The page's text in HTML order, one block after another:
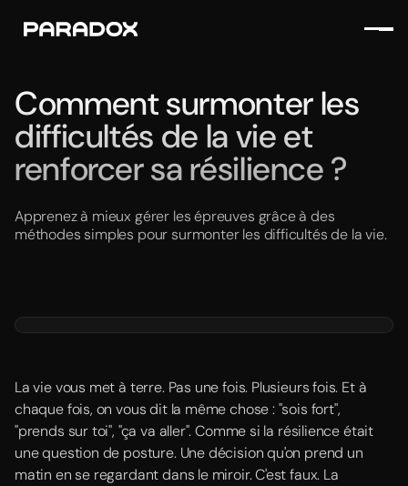
Comment surmonter les
difficultés de la vie et
renforcer sa résilience ?
Apprenez à mieux gérer les épreuves grâce à des
méthodes simples pour surmonter les difficultés de la vie.
La vie vous met à terre. Pas une fois. Plusieurs fois. Et à
chaque fois, on vous dit la même chose : "sois fort",
"prends sur toi", "ça va aller". Comme si la résilience était
une question de posture. Une décision qu'on prend un
matin en se regardant dans le miroir. C'est faux. La